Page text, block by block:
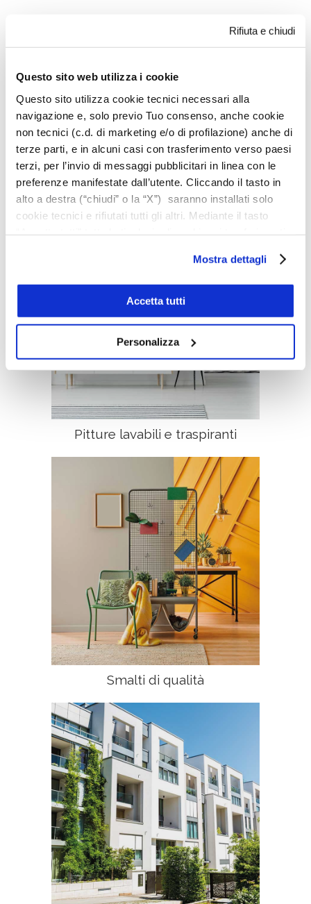
Rifiuta e chiudi
Questo sito web utilizza i cookie
Questo sito utilizza cookie tecnici necessari alla
navigazione e, solo previo Tuo consenso, anche cookie
non tecnici (c.d. di marketing e/o di profilazione) anche di
terze parti, e in alcuni casi con trasferimento verso paesi
terzi, per l’invio di messaggi pubblicitari in linea con le
preferenze manifestate dall’utente. Cliccando il tasto in
alto a destra (“chiudi” o la “X”) saranno installati solo
cookie tecnici e rifiutati tutti gli altri. Mediante il tasto
conoscere le caratteristiche dei vari cookie utilizzati si
invita a pendere visionecookie policy. In qualsiasi
momento è possibile modificare o revocare i consensi
prestati cliccando su “Personalizza” (anche dopo la tua
Mostra dettagli
Accetta tutti
Personalizza
Scopri le altre linee
Legno a vista
Legno a vista all’acqua
Pitture lavabili e traspiranti
Smalti di qualità